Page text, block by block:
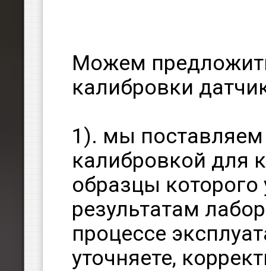
Можем
калибровки
1). мы поставляем
калибровкой для
образцы которого
результатам
процессе
уточняете,